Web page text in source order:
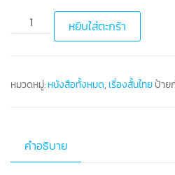
หยิบใส่ตะกร้า
หมวดหมู่:หนังสือทั้งหมด, เรื่องสั้นไทยป้าย
คำอธิบาย